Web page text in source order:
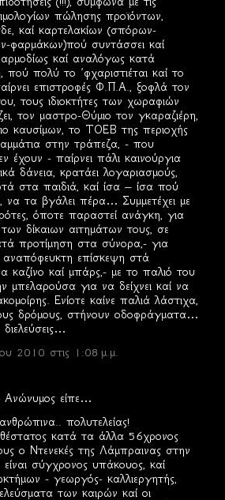
πώλησης προϊόντων,
καί καρτελακίων (σπόρων-
φαρμάκων)πού συντάσσει καί
καί αναλόγως κατά
πού πολύ το ΄φχαριστιέται καί το
επιστροφές Φ.Π.Α., ξοφλά τον
τους ιδιοκτήτες των χωραφιών
τον μαστρο-Θύμιο τον γκαραζιέρη,
καυσίμων, το ΤΟΕΒ της περιοχής
στην τράπεζα, - που
έχουν - παίρνει πάλι καινούργια
δάνεια, κρατάει λογαριασμούς,
στα παιδιά, καί ίσα – ίσα πού
να τα βγάλει πέρα… Συμμετέχει με
όποτε παραστεί ανάγκη, για
των δίκαιων αιτημάτων τους, σε
προτίμηση στα σύνορα,- για
αναπόφευκτη επίσκεψη στά
καζίνο καί μπάρς,- με το παλιό του
μπελαρούσα για να δείχνει καί να
Ενίοτε καίνε παλιά λάστιχα,
δρόμους, στήνουν οδοφράγματα…
2010 στις 1:08 μ.μ.
είπε…
πολυτελείας!
κατά τα άλλα 56χρονος
ο Ντενεκές της Λάμπραινας στην
είναι σύγχρονος υπάκουος, καί
- γεωργός- καλλιεργητής,
των καιρών καί οι